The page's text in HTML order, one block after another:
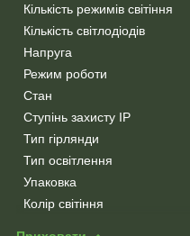
Кількість режимів світіння
Кількість світлодіодів
Напруга
Режим роботи
Стан
Ступінь захисту IP
Тип гірлянди
Тип освітлення
Упаковка
Колір світіння